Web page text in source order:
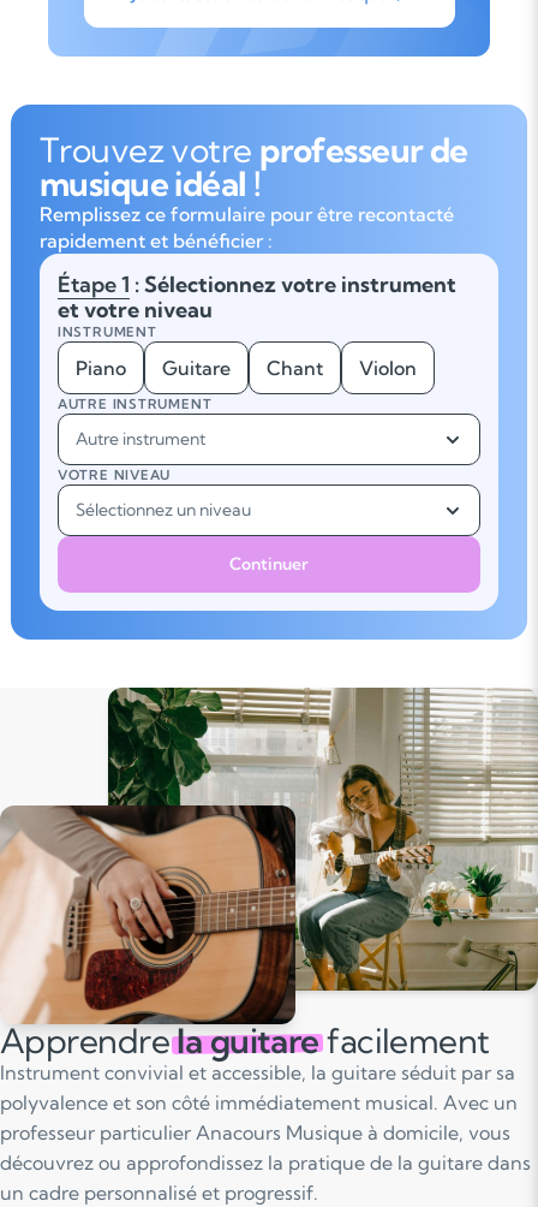
Trouvez votre professeur de
musique idéal !
Remplissez ce formulaire pour être recontacté
rapidement et bénéficier :
Étape 1 : Sélectionnez votre instrument
et votre niveau
INSTRUMENT
Piano Guitare Chant Violon
AUTRE INSTRUMENT
Autre instrument
VOTRE NIVEAU
Sélectionnez un niveau
Continuer
Apprendrela guitarefacilement
Instrument convivial et accessible, la guitare séduit par sa
polyvalence et son côté immédiatement musical. Avec un
professeur particulier Anacours Musique à domicile, vous
découvrez ou approfondissez la pratique de la guitare dans
un cadre personnalisé et progressif.